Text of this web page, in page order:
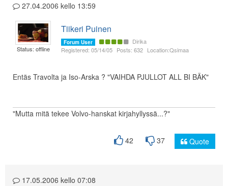
27.04.2006 kello 13:59
Status: offline
Tiikeri Puinen
Forum User
Dirika
Registered: 05/14/05 Posts: 632 Location:Qsimaa
Entäs Travolta ja Iso-Arska ? "VAIHDA PJULLOT ALL BI BÄK"
"Mutta mitä tekee Volvo-hanskat kirjahyllyssä...?"
42 37 Quote
17.05.2006 kello 07:08